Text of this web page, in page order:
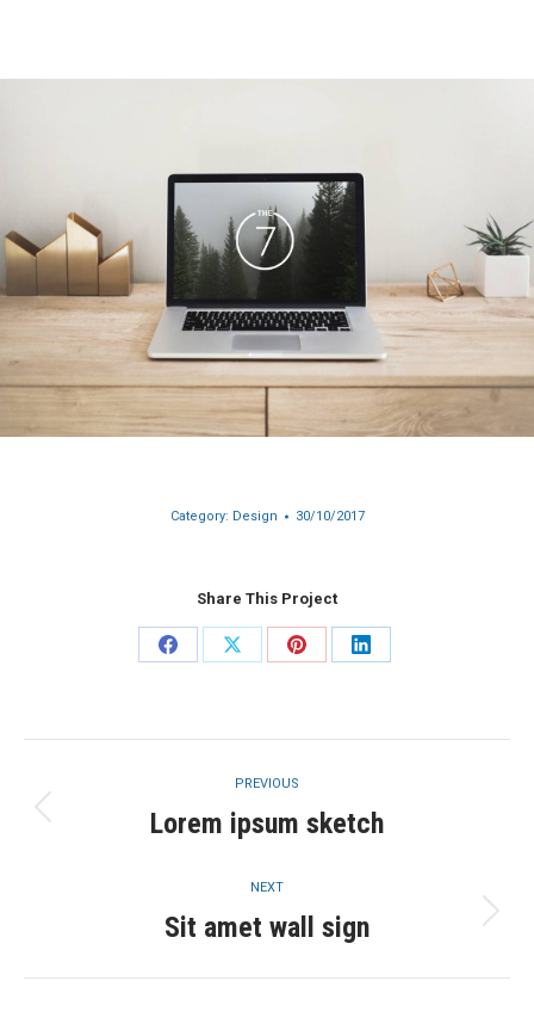
Category: Design 30/10/2017
Share This Project
Share
Share
Share
Share
navigation
PREVIOUS
Previous
Lorem ipsum sketch
NEXT
Next
Sit amet wall sign